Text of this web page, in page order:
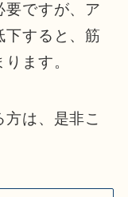
要ですが、ア
下すると、筋
ます。
は、是非こ